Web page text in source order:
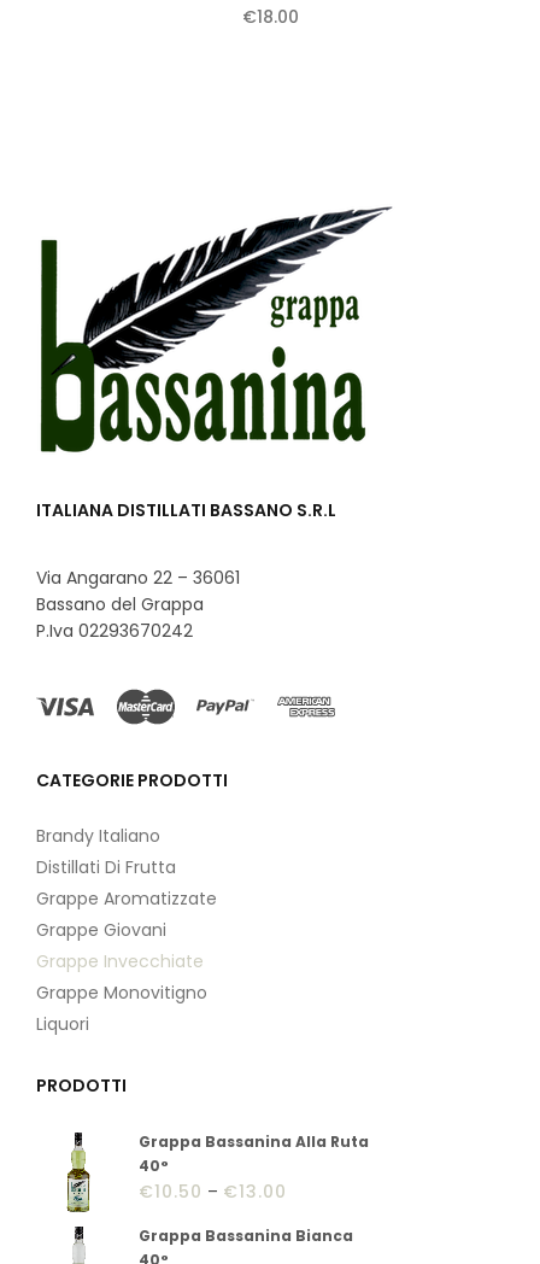
€18.00
ITALIANA DISTILLATI BASSANO S.R.L
Via Angarano 22 – 36061
Bassano del Grappa
P.Iva 02293670242
CATEGORIE PRODOTTI
Brandy Italiano
Distillati Di Frutta
Grappe Aromatizzate
Grappe Giovani
Grappe Invecchiate
Grappe Monovitigno
Liquori
PRODOTTI
Grappa Bassanina Alla Ruta
40°
€10.50 – €13.00
Grappa Bassanina Bianca
40°